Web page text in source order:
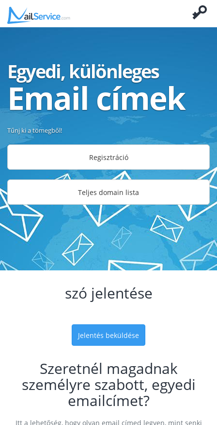
Egyedi, különleges
Email címek
Tűnj ki a tömegből!
Regisztráció
Teljes domain lista
szó jelentése
Jelentés beküldése
Szeretnél magadnak
személyre szabott, egyedi
emailcímet?
Itt a lehetőség, hogy olyan email címed legyen, mint senki